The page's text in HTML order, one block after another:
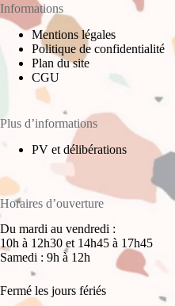
Informations
Mentions légales
Politique de confidentialité
Plan du site
CGU
Plus d’informations
PV et délibérations
Horaires d’ouverture
Du mardi au vendredi :
10h à 12h30 et 14h45 à 17h45
Samedi : 9h à 12h
Fermé les jours fériés